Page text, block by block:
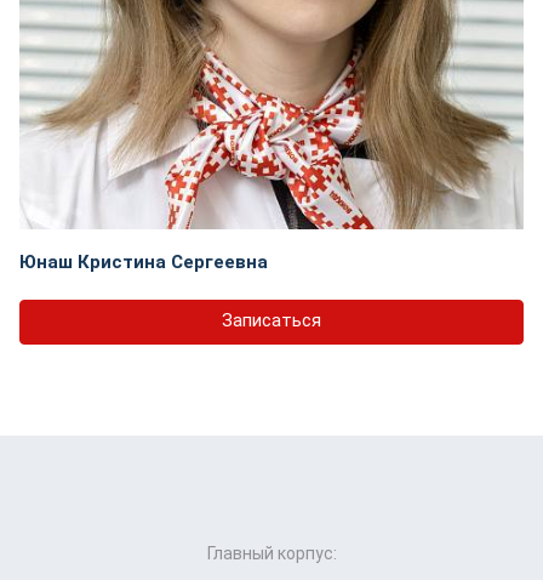
Юнаш Кристина Сергеевна
Записаться
Главный корпус: